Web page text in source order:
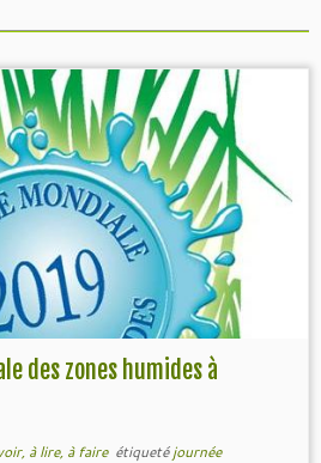
des zones humides à
à lire, à faire étiquetéjournée